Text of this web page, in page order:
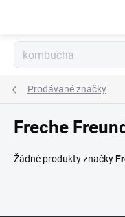
Prodávané značky
Freche
Žádné produkty značky